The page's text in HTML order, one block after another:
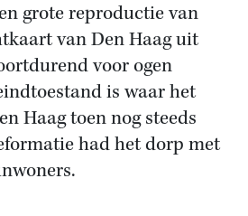
grote reproductie van
van Den Haag uit
voor ogen
is waar het
Haag toen nog steeds
had het dorp met